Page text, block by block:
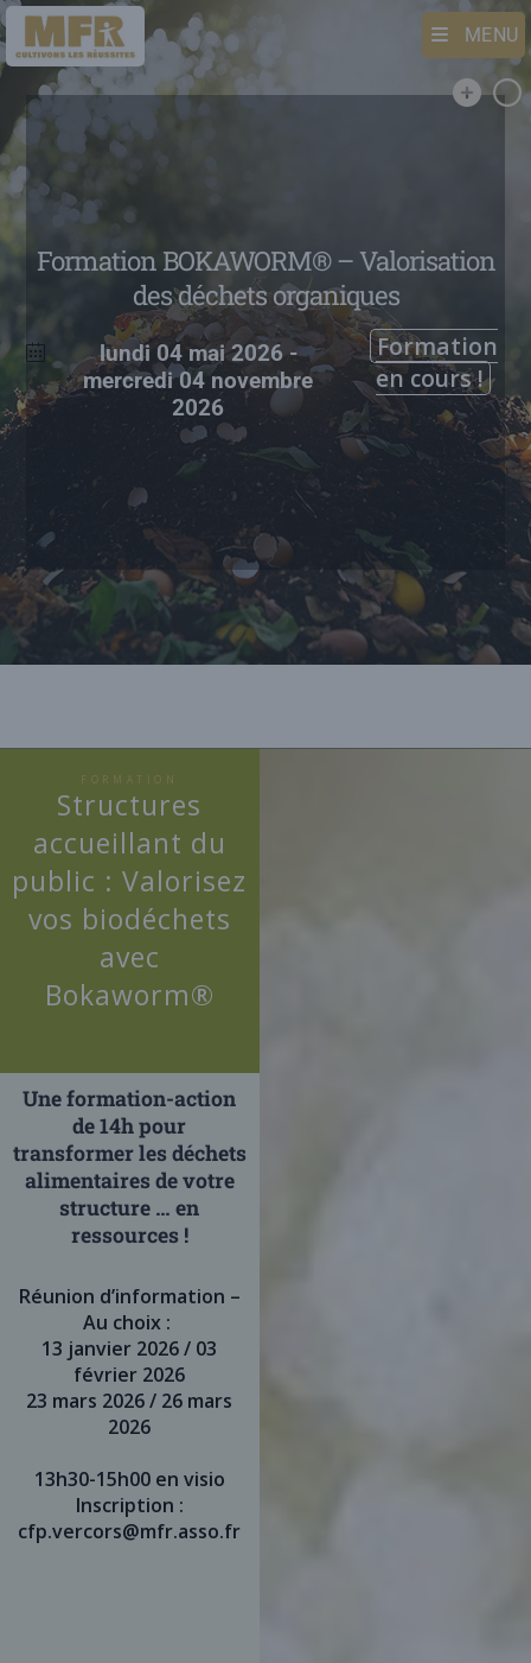
MENU
Formation BOKAWORM® – Valorisation
des déchets organiques
lundi 04 mai 2026-
mercredi 04 novembre
2026
Formation
en cours !
FORMATION
Structures
accueillant du
public : Valorisez
vos biodéchets
avec
Bokaworm®
Une formation-action
de 14h pour
transformer les déchets
alimentaires de votre
structure … en
ressources !
Réunion d’information –
Au choix :
13 janvier 2026 / 03
février 2026
23 mars 2026 / 26 mars
2026
13h30-15h00 en visio
Inscription :
cfp.vercors@mfr.asso.fr